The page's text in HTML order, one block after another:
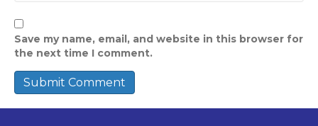
Save my name, email, and website in this browser for
the next time I comment.